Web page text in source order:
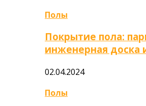
Полы
Покрытие пола:
инженерная доска
02.04.2024
Полы